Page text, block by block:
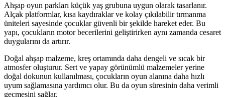
Ahşap oyun parkları küçük yaş grubuna uygun olarak tasarlanır.
Alçak platformlar, kısa kaydıraklar ve kolay çıkılabilir tırmanma
üniteleri sayesinde çocuklar güvenli bir şekilde hareket eder. Bu
yapı, çocukların motor becerilerini geliştirirken aynı zamanda cesaret
duygularını da artırır.
Doğal ahşap malzeme, kreş ortamında daha dengeli ve sıcak bir
atmosfer oluşturur. Sert ve yapay görünümlü malzemeler yerine
doğal dokunun kullanılması, çocukların oyun alanına daha hızlı
uyum sağlamasına yardımcı olur. Bu da oyun süresinin daha verimli
geçmesini sağlar.